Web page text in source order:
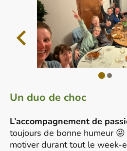
Un duo de choc
L’accompagnement de
toujours de bonne humeur
motiver durant tout le week-